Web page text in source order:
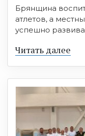
Брянщина
атлетов, а
успешно
Читать далее